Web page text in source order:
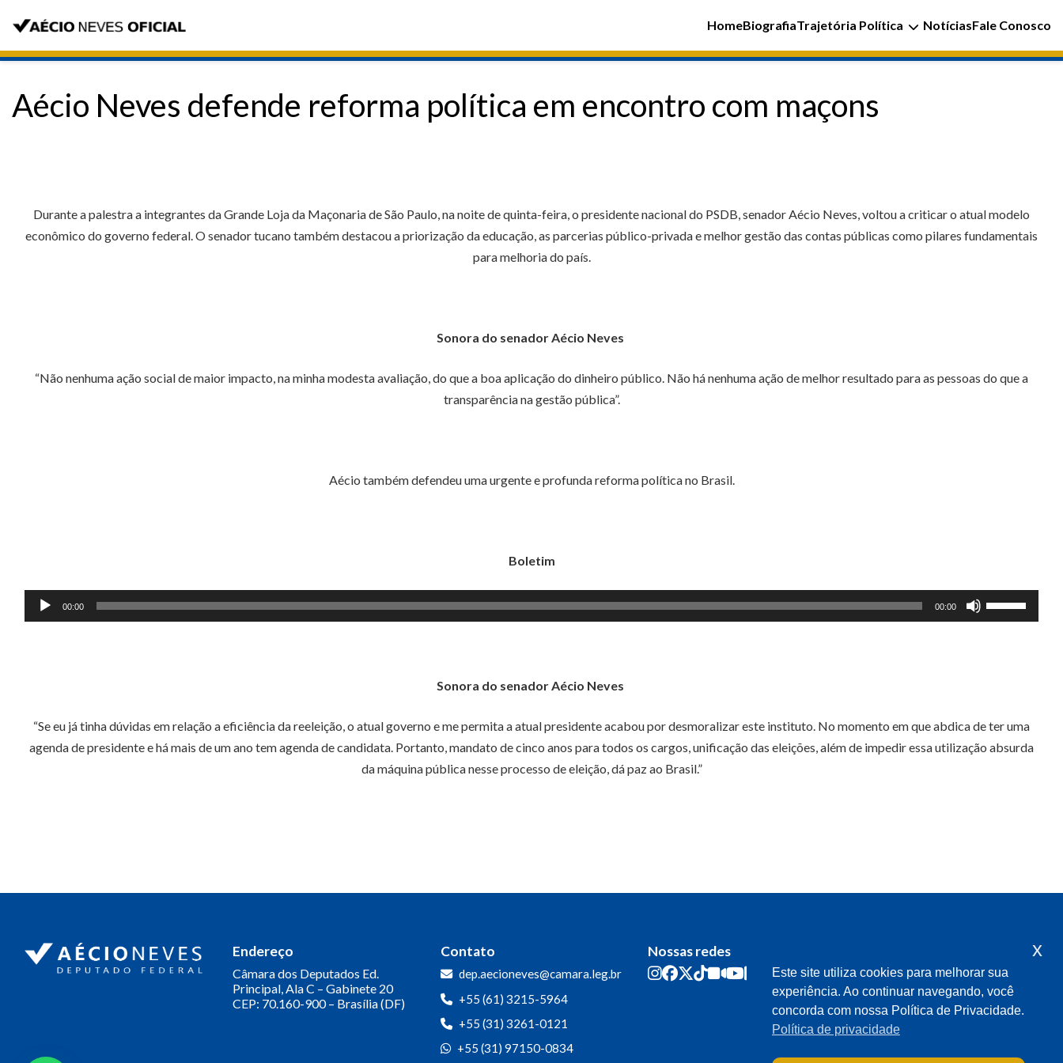
HomeBiografiaTrajetória Política NotíciasFale Conosco
Aécio Neves defende reforma política em encontro com maçons
Durante a palestra a integrantes da Grande Loja da Maçonaria de São Paulo, na noite de quinta-feira, o presidente nacional do PSDB, senador Aécio Neves, voltou a criticar o atual modelo
econômico do governo federal. O senador tucano também destacou a priorização da educação, as parcerias público-privada e melhor gestão das contas públicas como pilares fundamentais
para melhoria do país.
Sonora do senador Aécio Neves
“Não nenhuma ação social de maior impacto, na minha modesta avaliação, do que a boa aplicação do dinheiro público. Não há nenhuma ação de melhor resultado para as pessoas do que a
transparência na gestão pública”.
Aécio também defendeu uma urgente e profunda reforma política no Brasil.
Boletim
Tocador
de
00:00 00:00
Use
as
para
baixo
Sonora do senador Aécio Neves
“Se eu já tinha dúvidas em relação a eficiência da reeleição, o atual governo e me permita a atual presidente acabou por desmoralizar este instituto. No momento em que abdica de ter uma
agenda de presidente e há mais de um ano tem agenda de candidata. Portanto, mandato de cinco anos para todos os cargos, unificação das eleições, além de impedir essa utilização absurda
da máquina pública nesse processo de eleição, dá paz ao Brasil.”
Endereço
Câmara dos Deputados Ed.
Principal, Ala C – Gabinete 20
CEP: 70.160-900 – Brasília (DF)
Contato
dep.aecioneves@camara.leg.br
+55 (61) 3215-5964
+55 (31) 3261-0121
+55 (31) 97150-0834
Nossas redes
Este site utiliza cookies para melhorar sua
experiência. Ao continuar navegando, você
concorda com nossa Política de Privacidade.
Política de privacidade
x